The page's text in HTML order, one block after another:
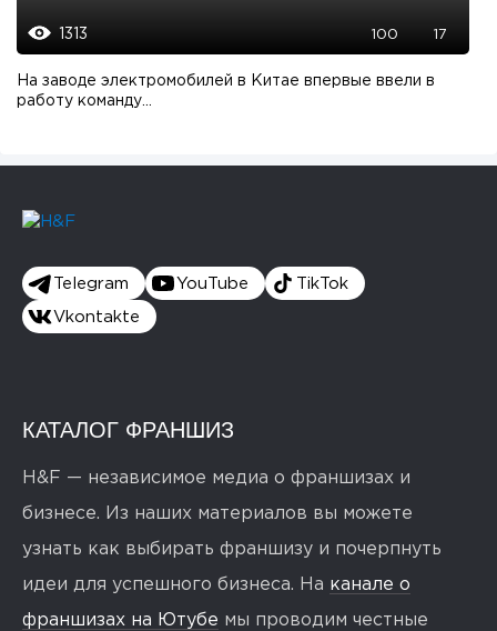
1313 100 17
На заводе электромобилей в Китае впервые ввели в
работу команду...
Telegram YouTube TikTok
Vkontakte
КАТАЛОГ ФРАНШИЗ
H&F — независимое медиа о франшизах и
бизнесе. Из наших материалов вы можете
узнать как выбирать франшизу и почерпнуть
идеи для успешного бизнеса. На канале о
франшизах на Ютубе мы проводим честные